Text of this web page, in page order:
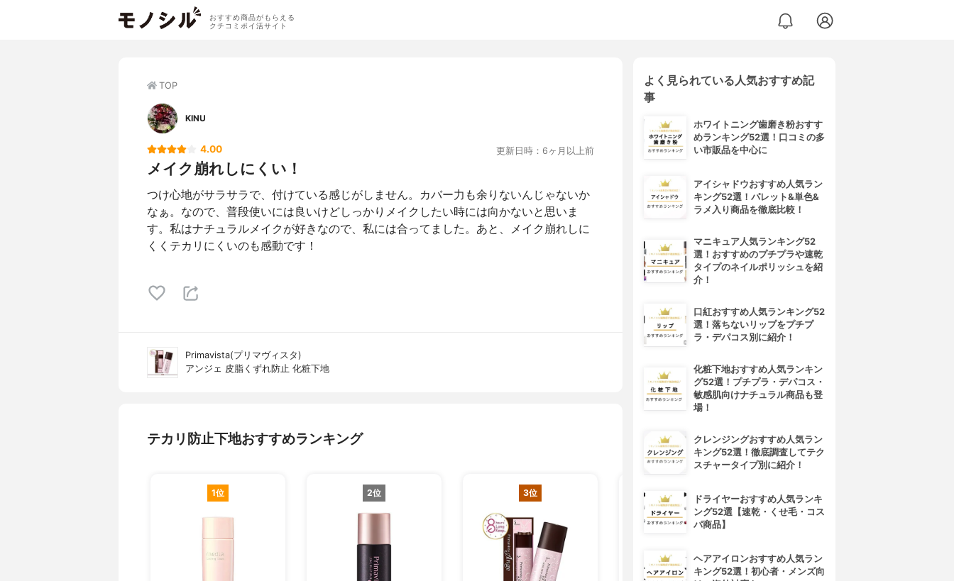
おすすめ商品がもらえる
クチコミポイ活サイト
TOP
KINU
4.00 更新日時：6ヶ月以上前
メイク崩れしにくい！
つけ心地がサラサラで、付けている感じがしません。カバー力も余りないんじゃないか
なぁ。なので、普段使いには良いけどしっかりメイクしたい時には向かないと思いま
す。私はナチュラルメイクが好きなので、私には合ってました。あと、メイク崩れしに
くくテカリにくいのも感動です！
Primavista(プリマヴィスタ)
アンジェ 皮脂くずれ防止 化粧下地
テカリ防止下地おすすめランキング
1位 2位 3位 4位
よく見られている人気おすすめ記
事
ホワイトニング歯磨き粉おすす
めランキング52選！口コミの多
い市販品を中心に
アイシャドウおすすめ人気ラン
キング52選！パレット&単色&
ラメ入り商品を徹底比較！
マニキュア人気ランキング52
選！おすすめのプチプラや速乾
タイプのネイルポリッシュを紹
介！
口紅おすすめ人気ランキング52
選！落ちないリップをプチプ
ラ・デパコス別に紹介！
化粧下地おすすめ人気ランキン
グ52選！プチプラ・デパコス・
敏感肌向けナチュラル商品も登
場！
クレンジングおすすめ人気ラン
キング52選！徹底調査してテク
スチャータイプ別に紹介！
ドライヤーおすすめ人気ランキ
ング52選【速乾・くせ毛・コス
パ商品】
ヘアアイロンおすすめ人気ラン
キング52選！初心者・メンズ向